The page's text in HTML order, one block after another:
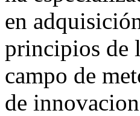
en
principios de
campo de
de